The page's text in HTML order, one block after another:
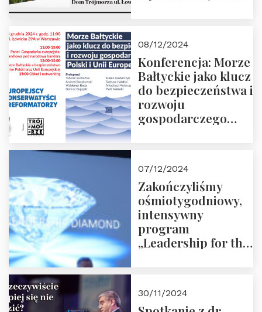
08/12/2024
Konferencja: Morze
Bałtyckie jako klucz
do bezpieczeństwa i
rozwoju
gospodarczego
ZAPRASZAMY
07/12/2024
Zakończyliśmy
ośmiotygodniowy,
intensywny
program
„Leadership for the
30/11/2024